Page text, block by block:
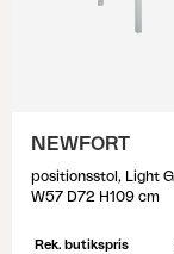
NEWFORT
W57 D72 H109 cm
Rek. butikspris